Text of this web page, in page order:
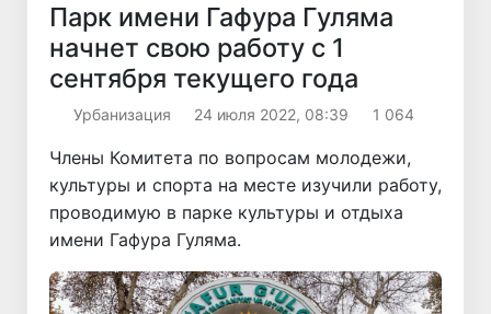
Парк имени Гафура Гуляма
начнет свою работу с 1
сентября текущего года
Урбанизация 24 июля 2022, 08:39 1 064
Члены Комитета по вопросам молодежи,
культуры и спорта на месте изучили работу,
проводимую в парке культуры и отдыха
имени Гафура Гуляма.